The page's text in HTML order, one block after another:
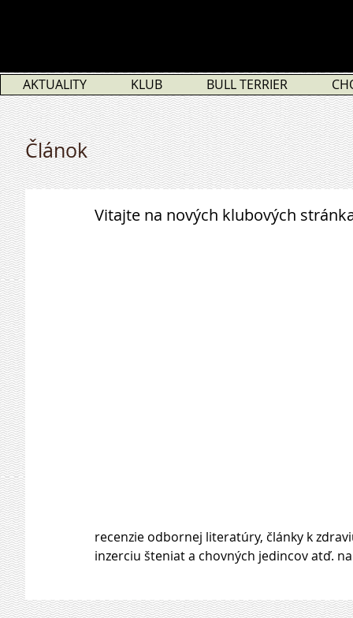
AKTUALITY KLUB BULL TERRIER
Článok
Vitajte na nových klubových
recenzie odbornej literatúry, články k
inzerciu šteniat a chovných jedincov atď.